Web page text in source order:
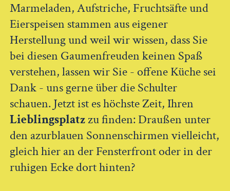
Marmeladen, Aufstriche, Fruchtsäfte und
Eierspeisen stammen aus eigener
Herstellung und weil wir wissen, dass Sie
bei diesen Gaumenfreuden keinen Spaß
verstehen, lassen wir Sie - offene Küche sei
Dank - uns gerne über die Schulter
schauen. Jetzt ist es höchste Zeit, Ihren
Lieblingsplatzzu finden: Draußen unter
den azurblauen Sonnenschirmen vielleicht,
gleich hier an der Fensterfront oder in der
ruhigen Ecke dort hinten?